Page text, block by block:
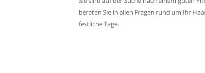
beraten Sie in allen Fragen rund um Ihr
festliche Tage.